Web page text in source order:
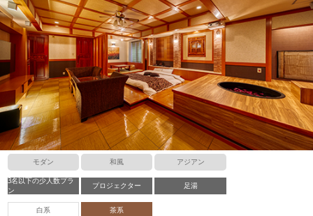
モダン 和風 アジアン
3名以下の少人数プラ
ン
プロジェクター 足湯
白系 茶系